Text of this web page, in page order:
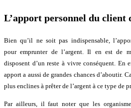
L’apport personnel du client
Bien qu’il ne soit pas indispensable,
pour emprunter de l’argent. Il en est de
disposent d’un reste à vivre conséquent. En
apport a aussi de grandes chances d’aboutir.
plus enclines à prêter de l’argent à ce type de
Par ailleurs, il faut noter que les